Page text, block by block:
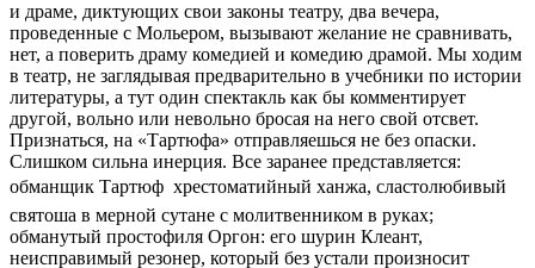
и драме, диктующих свои законы театру, два вечера,
проведенные с Мольером, вызывают желание не сравнивать,
нет, а поверить драму комедией и комедию драмой. Мы ходим
в театр, не заглядывая предварительно в учебники по истории
литературы, а тут один спектакль как бы комментирует
другой, вольно или невольно бросая на него свой отсвет.
Признаться, на «Тартюфа» отправляешься не без опаски.
Слишком сильна инерция. Все заранее представляется:
обманщик Тартюф  хрестоматийный ханжа, сластолюбивый
святоша в мерной сутане с молитвенником в руках;
обманутый простофиля Оргон: его шурин Клеант,
неисправимый резонер, который без устали произносит